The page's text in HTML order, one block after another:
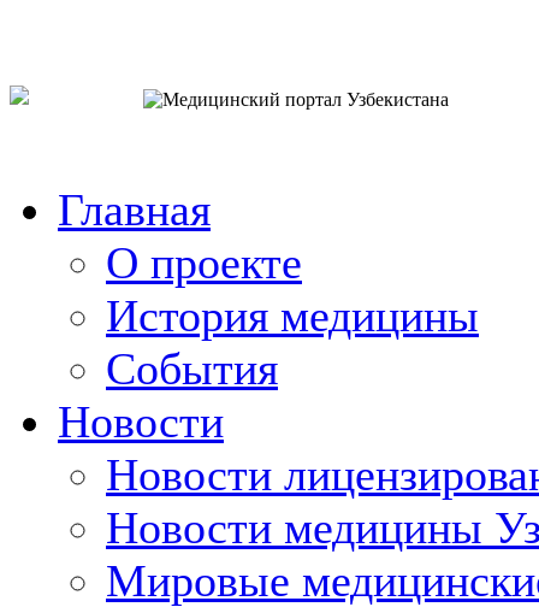
Главная
О проекте
История медицины
События
Новости
Новости
Новости медицины
Мировые